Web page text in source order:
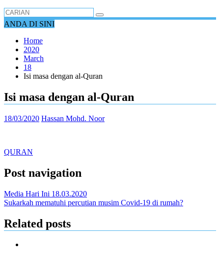
ANDA DI SINI
Home
2020
March
18
Isi masa dengan al-Quran
Isi masa dengan al-Quran
18/03/2020 Hassan Mohd. Noor
QURAN
Post navigation
Media Hari Ini 18.03.2020
Sukarkah mematuhi percutian musim Covid-19 di rumah?
Related posts